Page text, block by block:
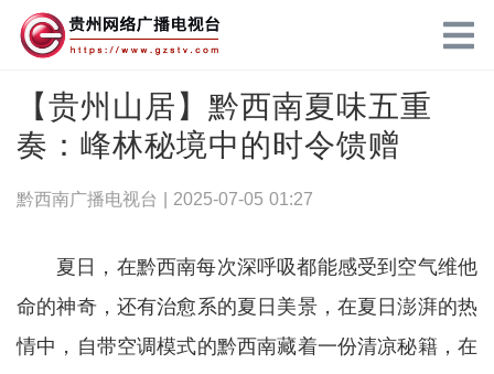
【贵州山居】黔西南夏味五重
奏：峰林秘境中的时令馈赠
黔西南广播电视台 | 2025-07-05 01:27
夏日，在黔西南每次深呼吸都能感受到空气维他
命的神奇，还有治愈系的夏日美景，在夏日澎湃的热
情中，自带空调模式的黔西南藏着一份清凉秘籍，在